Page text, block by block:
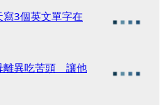
寫3個英文單字在
離異吃苦頭 讓他